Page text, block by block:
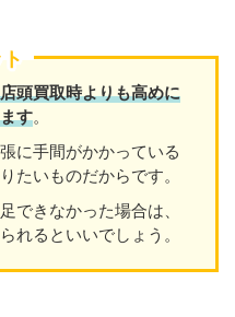
店頭買取時よりも高めに
ます。
に手間がかかっている
たいものだからです。
できなかった場合は、
れるといいでしょう。